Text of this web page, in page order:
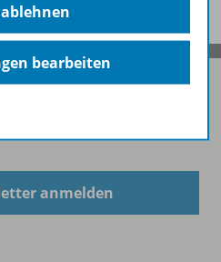
anmelden
bearbeiten